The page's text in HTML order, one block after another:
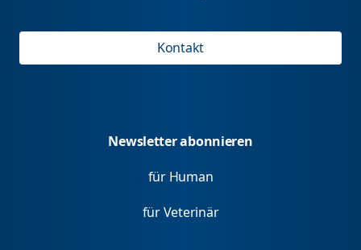
Kontakt
Newsletter abonnieren
für Human
für Veterinär